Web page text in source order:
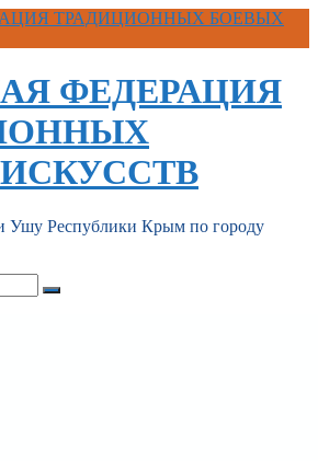
ТРАДИЦИОННЫХ БОЕВЫХ
ФЕДЕРАЦИЯ
Ушу Республики Крым по городу
Поиск